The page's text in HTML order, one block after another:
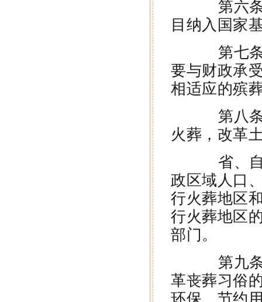
第六条
目纳入国家
第七条
要与财政承
相适应的殡
第八条
火葬，改革
省、自
政区域人口
行火葬地区
行火葬地区
部门。
第九条
革丧葬习俗